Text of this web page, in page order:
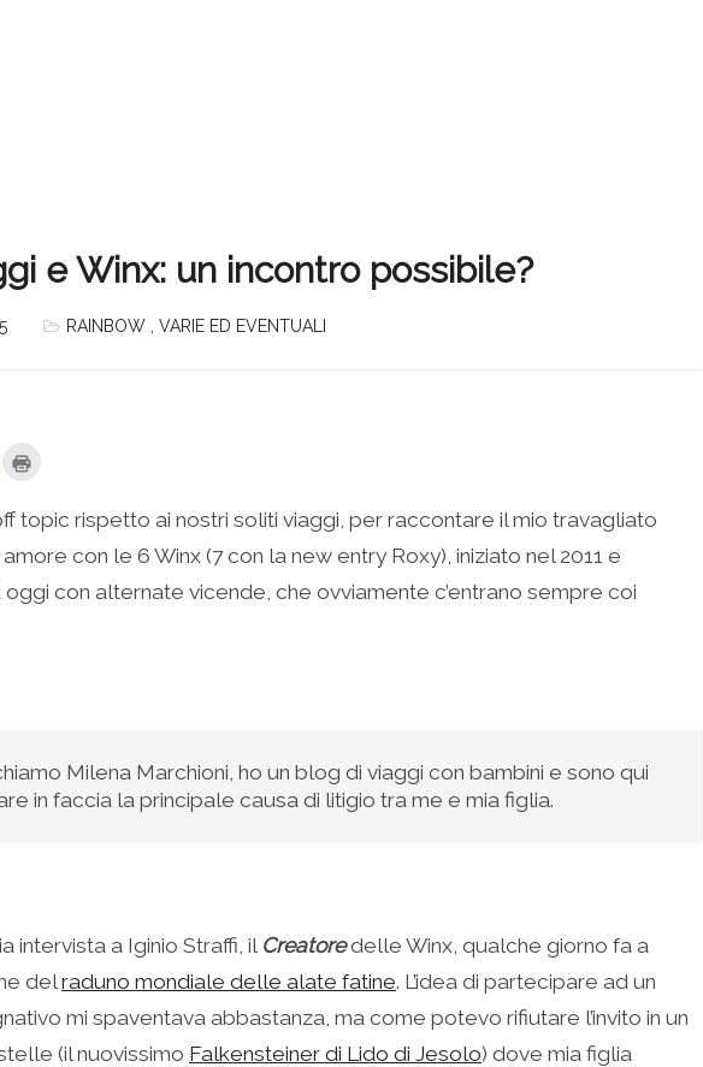
e Winx: un incontro possibile?
RAINBOW VARIE ED EVENTUALI
stampare
(Si
in
nuova
finestra)
topic rispetto ai nostri soliti viaggi, per raccontare il mio travagliato
con le 6 Winx (7 con la new entry Roxy), iniziato nel 2011 e
con alternate vicende, che ovviamente c’entrano sempre coi
Milena Marchioni, ho un blog di viaggi con bambini e sono qui
in faccia la principale causa di litigio tra me e mia figlia.
intervista a Iginio Straffi, il Creatore delle Winx, qualche giorno fa a
del raduno mondiale delle alate fatine. L’idea di partecipare ad un
mi spaventava abbastanza, ma come potevo rifiutare l’invito in un
(il nuovissimo Falkensteiner di Lido di Jesolo) dove mia figlia